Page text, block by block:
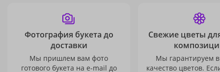
Фотография букета до
доставки
Мы пришлем вам фото
готового букета на e-mail до
Свежие цветы
Мы гарантируем
качество цветов.